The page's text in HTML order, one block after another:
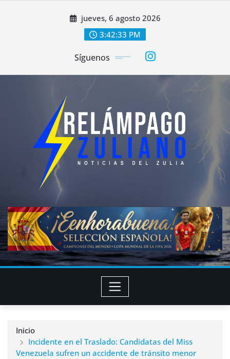
jueves, 6 agosto 2026
3:42:35 PM
Síguenos
Inicio
Incidente en el Traslado: Candidatas del Miss
Venezuela sufren un accidente de tránsito menor